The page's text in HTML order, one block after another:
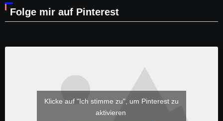
Folge mir auf Pinterest
Klicke auf "Ich stimme zu", um Pinterest zu
aktivieren